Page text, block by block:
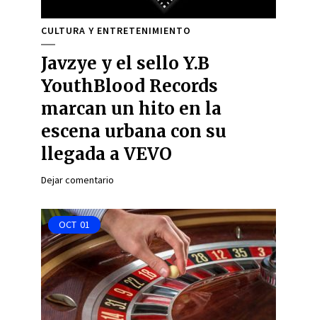
CULTURA Y ENTRETENIMIENTO
Javzye y el sello Y.B
YouthBlood Records
marcan un hito en la
escena urbana con su
llegada a VEVO
Dejar comentario
OCT 01